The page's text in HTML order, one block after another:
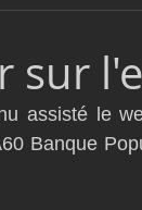
3 Flying
sur
assisté le
Banque